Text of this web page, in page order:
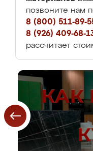
позвоните нам
8 (800) 511-89-
8 (926) 409-68-
рассчитает